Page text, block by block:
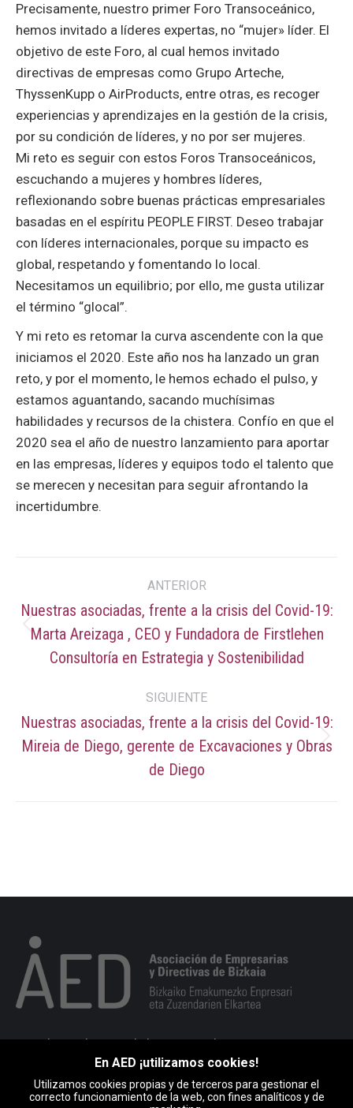
Precisamente, nuestro primer Foro Transoceánico,
hemos invitado a líderes expertas, no “mujer» líder. El
objetivo de este Foro, al cual hemos invitado
directivas de empresas como Grupo Arteche,
ThyssenKupp o AirProducts, entre otras, es recoger
experiencias y aprendizajes en la gestión de la crisis,
por su condición de líderes, y no por ser mujeres.
Mi reto es seguir con estos Foros Transoceánicos,
escuchando a mujeres y hombres líderes,
reflexionando sobre buenas prácticas empresariales
basadas en el espíritu PEOPLE FIRST. Deseo trabajar
con líderes internacionales, porque su impacto es
global, respetando y fomentando lo local.
Necesitamos un equilibrio; por ello, me gusta utilizar
el término “glocal”.
Y mi reto es retomar la curva ascendente con la que
iniciamos el 2020. Este año nos ha lanzado un gran
reto, y por el momento, le hemos echado el pulso, y
estamos aguantando, sacando muchísimas
habilidades y recursos de la chistera. Confío en que el
2020 sea el año de nuestro lanzamiento para aportar
en las empresas, líderes y equipos todo el talento que
se merecen y necesitan para seguir afrontando la
incertidumbre.
entre
publicaciones
ANTERIOR
Publicación
anterior:
Nuestras asociadas, frente a la crisis del Covid-19:
Marta Areizaga , CEO y Fundadora de Firstlehen
Consultoría en Estrategia y Sostenibilidad
SIGUIENTE
Publicación
siguiente:
Nuestras asociadas, frente a la crisis del Covid-19:
Mireia de Diego, gerente de Excavaciones y Obras
de Diego
Portuko markesaren kalea 10, 1. esk. 48008 BILBO
946 793 513
Encuéntranos en:
En AED ¡utilizamos cookies!
Utilizamos cookies propias y de terceros para gestionar el
correcto funcionamiento de la web, con fines analíticos y de